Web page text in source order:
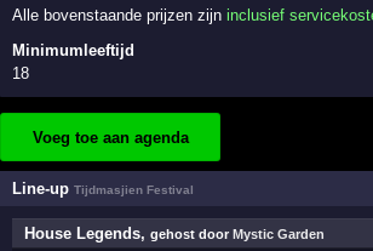
Alle bovenstaande prijzen zijninclusief
Minimumleeftijd
18
Voeg toe aan agenda
Line-upTijdmasjien Festival
House Legends,gehost door Mystic Garden